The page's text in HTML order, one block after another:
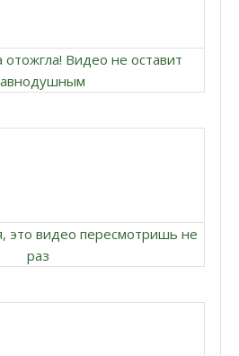
отожгла! Видео не оставит
это видео пересмотришь не
раз